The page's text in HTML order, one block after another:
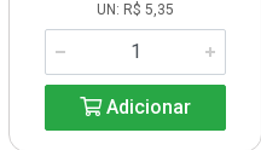
UN: R$ 5,35
Adicionar